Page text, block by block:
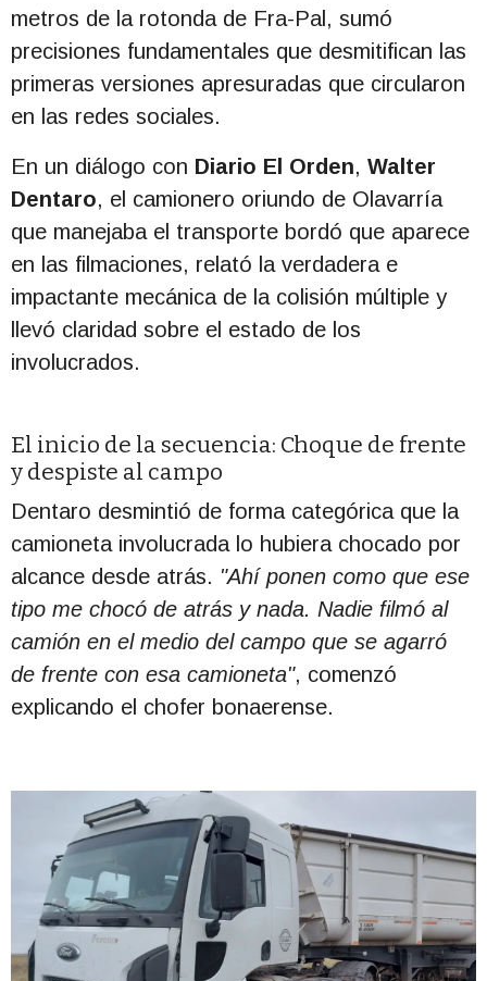
metros de la rotonda de Fra-Pal, sumó
precisiones fundamentales que desmitifican las
primeras versiones apresuradas que circularon
en las redes sociales.
En un diálogo con Diario El Orden, Walter
Dentaro, el camionero oriundo de Olavarría
que manejaba el transporte bordó que aparece
en las filmaciones, relató la verdadera e
impactante mecánica de la colisión múltiple y
llevó claridad sobre el estado de los
involucrados.
El inicio de la secuencia: Choque de frente
y despiste al campo
Dentaro desmintió de forma categórica que la
camioneta involucrada lo hubiera chocado por
alcance desde atrás. "Ahí ponen como que ese
tipo me chocó de atrás y nada. Nadie filmó al
camión en el medio del campo que se agarró
de frente con esa camioneta", comenzó
explicando el chofer bonaerense.